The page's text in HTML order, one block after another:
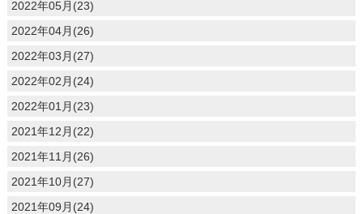
2022年05月(23)
2022年04月(26)
2022年03月(27)
2022年02月(24)
2022年01月(23)
2021年12月(22)
2021年11月(26)
2021年10月(27)
2021年09月(24)